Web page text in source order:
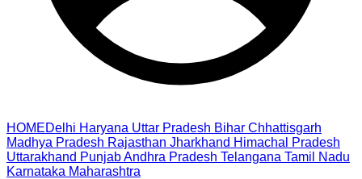
HOMEDelhi Haryana Uttar Pradesh Bihar Chhattisgarh
Madhya Pradesh Rajasthan Jharkhand Himachal Pradesh
Uttarakhand PunjabAndhra Pradesh Telangana Tamil Nadu
Karnataka Maharashtra